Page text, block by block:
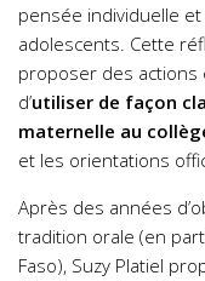
pensée individuelle
adolescents. Cette
proposer des
d’utiliser de façon
maternelle au
et les orientations
Après des années
tradition orale (en
Faso), Suzy Platiel